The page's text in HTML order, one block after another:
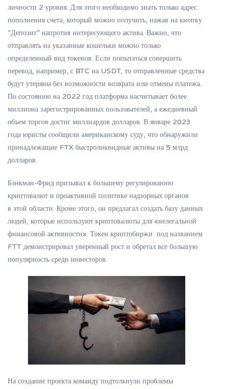
личности 2 уровня. Для этого необходимо знать только адрес
пополнения счета, который можно получить, нажав на кнопку
“Депозит” напротив интересующего актива. Важно, что
отправлять на указанные кошельки можно только
определенный вид токенов. Если попытаться совершить
перевод, например, с BTC на USDT, то отправленные средства
будут утеряны без возможности возврата или отмены платежа.
По состоянию на 2022 год платформа насчитывает более
миллиона зарегистрированных пользователей, а ежедневный
объем торгов достиг миллиардов долларов. В январе 2023
года юристы сообщили американскому суду, что обнаружили
принадлежащие FTX быстроликвидные активы на 5 млрд
долларов.
Бэнкман-Фрид призывал к большему регулированию
криптовалют и проактивной политике надзорных органов
в этой области. Кроме этого, он предлагал создать базу данных
людей, которые используют криптовалюты для «нелегальной
финансовой активности». Токен криптобиржи под названием
FTT демонстрировал уверенный рост и обретал все большую
популярность среди инвесторов.
На создание проекта команду подтолкнули проблемы